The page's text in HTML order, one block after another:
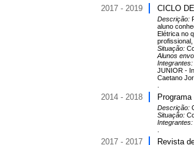
2017 - 2019 CICLO
Descrição:
aluno
Elétrica no
Situação:
Alunos
Integrantes:
JUNIOR -
Caetano
2014 - 2018
Descrição:
Situação:
Integrantes:
2017 - 2017 Revista